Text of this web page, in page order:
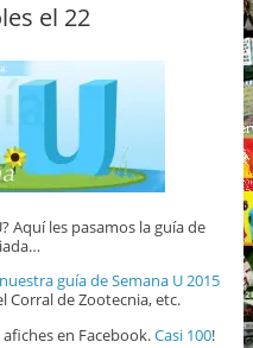
el 22
Aquí les pasamos la guía de
nuestra guía de Semana U 2015
Corral de Zootecnia, etc.
en Facebook.Casi 100!